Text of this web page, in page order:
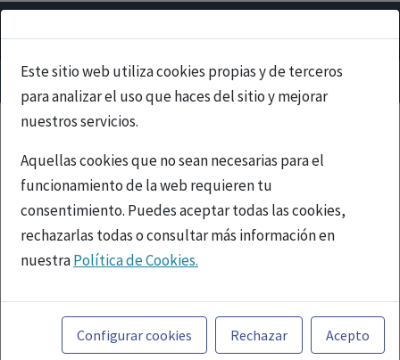
Este sitio web utiliza cookies propias y de terceros
para analizar el uso que haces del sitio y mejorar
nuestros servicios.
Aquellas cookies que no sean necesarias para el
funcionamiento de la web requieren tu
consentimiento. Puedes aceptar todas las cookies,
rechazarlas todas o consultar más información en
nuestraPolítica de Cookies.
Toda la información incluida en la Página Web está
referida a productos del mercado español y, por
tanto, dirigida a profesionales sanitarios legalmente
Configurar cookies Rechazar Acepto